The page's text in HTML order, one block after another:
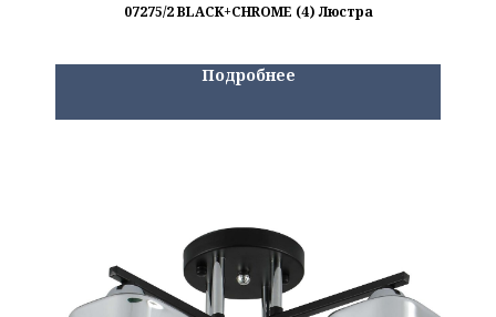
07275/2 BLACK+CHROME (4) Люстра
Подробнее